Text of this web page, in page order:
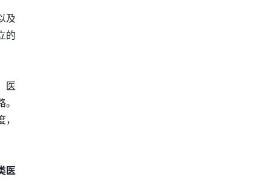
及
的
医
医